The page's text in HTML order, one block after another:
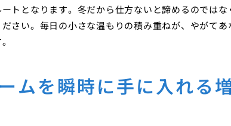
トとなります。冬だから仕方ないと諦めるのではな
さい。毎日の小さな温もりの積み重ねが、やがて
ムを瞬時に手に入れる